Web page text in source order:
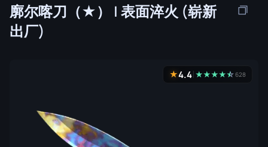
廓尔喀刀（★） | 表面淬火 (崭新
出厂)
★4.4 ★★★★★
☆628